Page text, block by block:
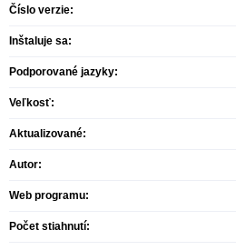
Číslo verzie:
Inštaluje sa:
Podporované jazyky:
Veľkosť:
Aktualizované:
Autor:
Web programu:
Počet stiahnutí: